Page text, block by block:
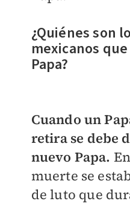
¿Quiénes son
mexicanos
Papa?
Cuando un
retira se debe
nuevo Papa.
muerte se
de luto que